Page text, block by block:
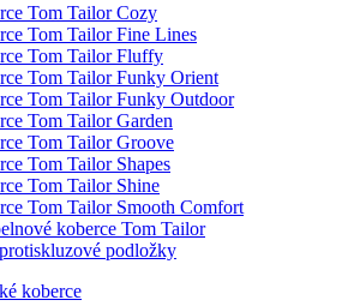
Tom Tailor Cozy
Tom Tailor Fine Lines
Tom Tailor Fluffy
Tom Tailor Funky Orient
Tom Tailor Funky Outdoor
Tom Tailor Garden
Tom Tailor Groove
Tom Tailor Shapes
Tom Tailor Shine
Tom Tailor Smooth Comfort
koberce Tom Tailor
podložky
koberce